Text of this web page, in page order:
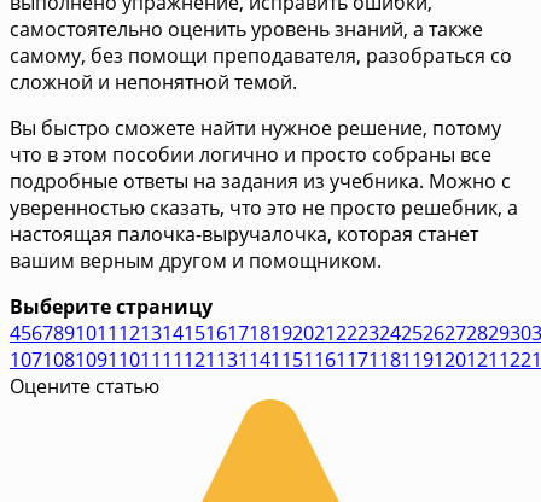
самостоятельно оценить уровень знаний, а также
самому, без помощи преподавателя, разобраться со
сложной и непонятной темой.
Вы быстро сможете найти нужное решение, потому
что в этом пособии логично и просто собраны все
подробные ответы на задания из учебника. Можно с
уверенностью сказать, что это не просто решебник, а
настоящая палочка-выручалочка, которая станет
вашим верным другом и помощником.
Выберите страницу
456789101112131415161718192021222324252627282930
107108109110111112113114115116117118119120121122
Оцените статью